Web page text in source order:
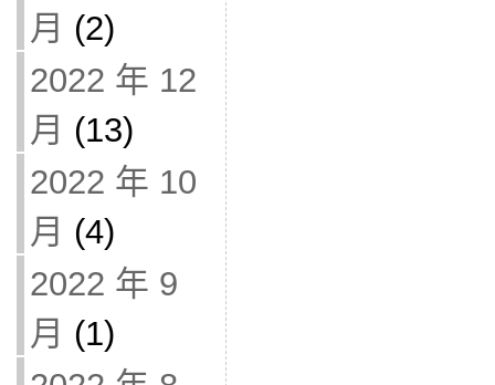
月 (2)
2022 年 12
月 (13)
2022 年 10
月 (4)
2022 年 9
月 (1)